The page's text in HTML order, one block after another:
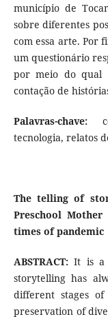
município de
sobre diferentes
com essa arte. Por
um questionário
por meio do qual
contação de
Palavras-chave:
tecnologia, relatos
The telling of
Preschool Mother
times of pandemic
ABSTRACT:It is a
storytelling has
different stages
preservation of